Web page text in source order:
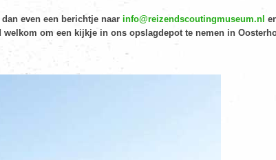
even een berichtje naar info@reizendscoutingmuseum.nl
om een kijkje in ons opslagdepot te nemen in